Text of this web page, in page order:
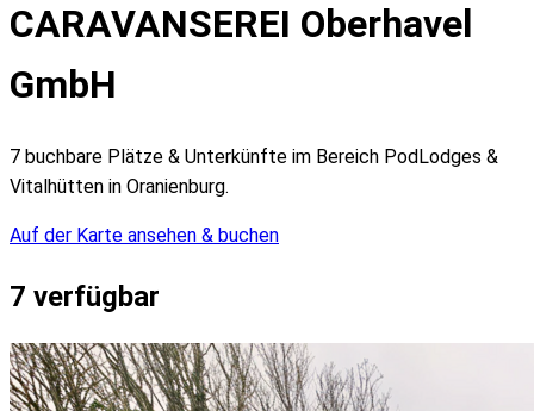
CARAVANSEREI Oberhavel
GmbH
7 buchbare Plätze & Unterkünfte im Bereich PodLodges &
Vitalhütten in Oranienburg.
Auf der Karte ansehen & buchen
7 verfügbar